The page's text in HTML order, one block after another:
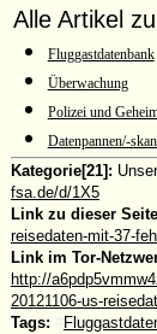
Alle Artikel zu
Fluggastdatenbank
Überwachung
Polizei und
Datenpannen/-
Kategorie[21]:
fsa.de/d/1X5
Link zu dieser
reisedaten-mit-37-
Link im Tor-
http://
20121106-us-
Tags: